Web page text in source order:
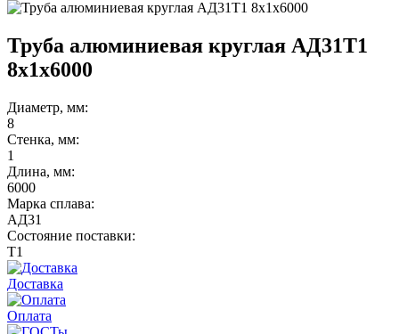
Труба алюминиевая круглая АД31Т1
8х1х6000
Диаметр, мм:
8
Стенка, мм:
1
Длина, мм:
6000
Марка сплава:
АД31
Состояние поставки:
Т1
Доставка
Оплата